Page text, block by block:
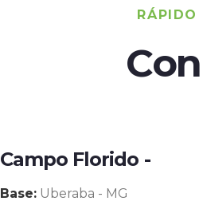
RÁPIDO
Campo Florido -
Base: Uberaba - MG